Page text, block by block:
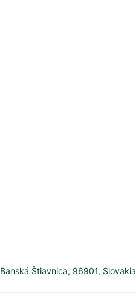
Banská Štiavnica, 96901, Slovakia